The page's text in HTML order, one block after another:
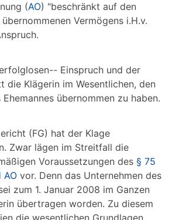
(AO) "beschränkt auf den
Vermögens i.H.v.
Einspruch und der
die Klägerin im Wesentlichen, den
übernommen zu haben.
(FG) hat der Klage
Zwar lägen im Streitfall die
Voraussetzungen des § 75
AO vor. Denn das Unternehmen des
zum 1. Januar 2008 im Ganzen
übertragen worden. Zu diesem
die wesentlichen Grundlagen